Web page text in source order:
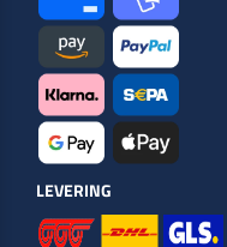
LEVERING